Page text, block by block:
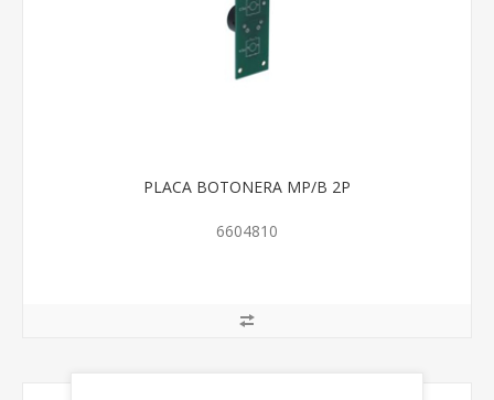
PLACA BOTONERA MP/B 2P
6604810